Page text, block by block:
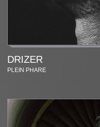
DRIZER
PLEIN PHARE